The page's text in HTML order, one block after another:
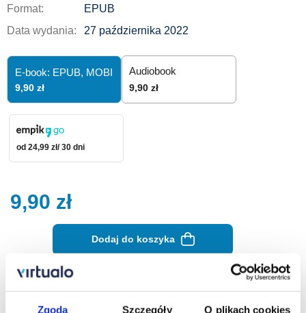
Zgoda Szczegóły O plikach cookies
Format:
EPUB
Data wydania:
27 października 2022
E-book: EPUB, MOBI
9,90 zł
Audiobook
9,90 zł
od 24,99 zł/ 30 dni
9,90 zł
Dodaj do koszyka